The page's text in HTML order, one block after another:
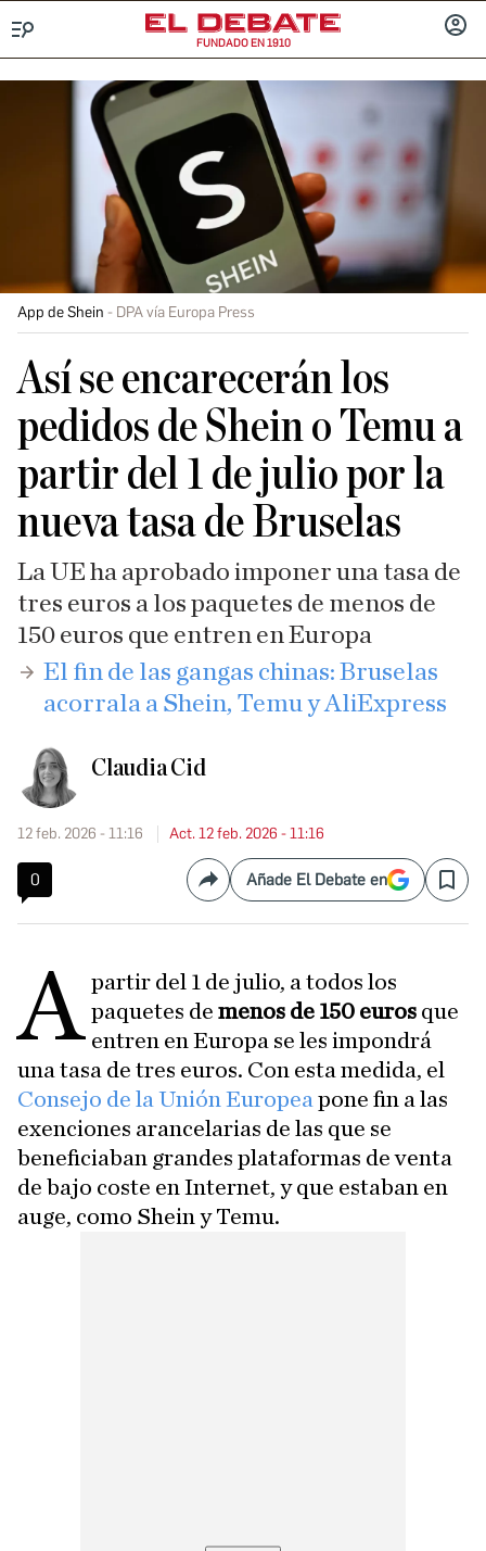
FUNDADO EN 1910
App de Shein DPA vía Europa Press
Así se encarecerán los
pedidos de Shein o Temu a
partir del 1 de julio por la
nueva tasa de Bruselas
La UE ha aprobado imponer una tasa de
tres euros a los paquetes de menos de
150 euros que entren en Europa
El fin de las gangas chinas: Bruselas
acorrala a Shein, Temu y AliExpress
Claudia Cid
12 feb. 2026 - 11:16 Act. 12 feb. 2026 - 11:16
0 CompartirAñade El Debate en Save
A partir del 1 de julio, a todos los
paquetes demenos de 150 euros que
entren en Europa se les impondrá
una tasa de tres euros. Con esta medida, el
Consejo de la Unión Europea pone fin a las
exenciones arancelarias de las que se
beneficiaban grandes plataformas de venta
de bajo coste en Internet, y que estaban en
auge, como Shein y Temu.